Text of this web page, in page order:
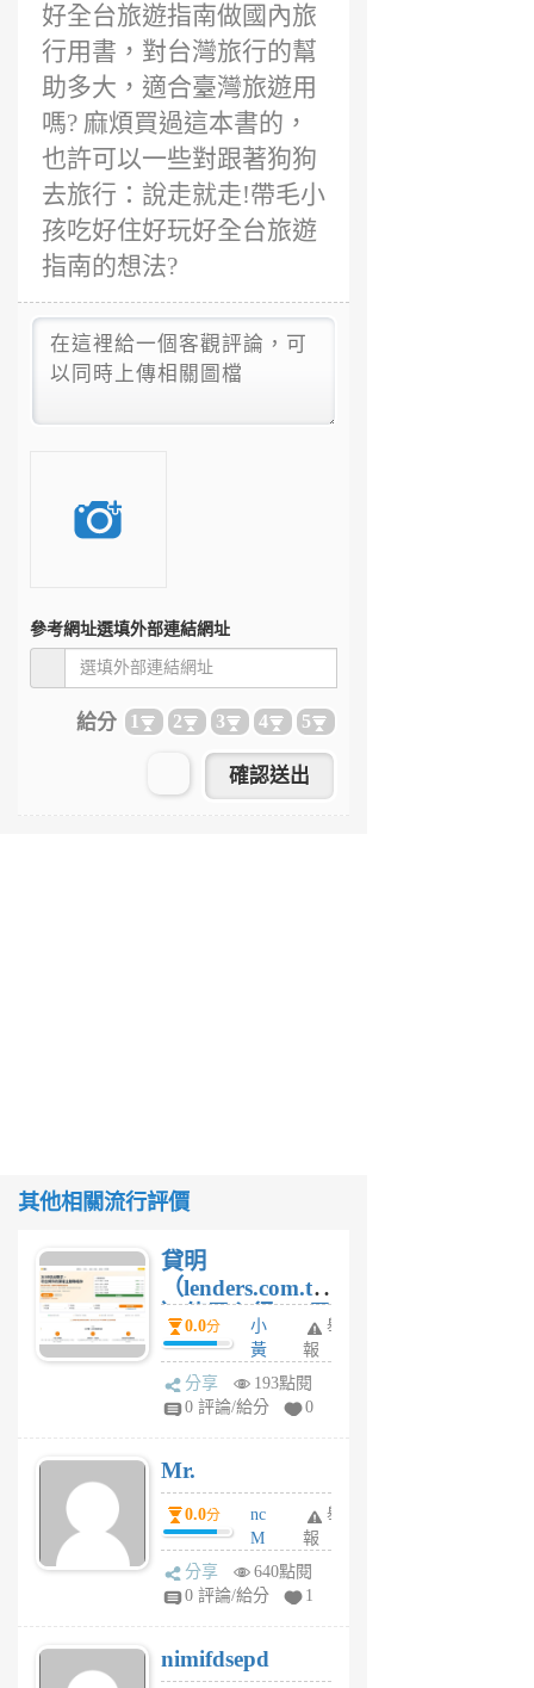
好全台旅遊指南做國內旅
行用書，對台灣旅行的幫
助多大，適合臺灣旅遊用
嗎? 麻煩買過這本書的，
也許可以一些對跟著狗狗
去旅行：說走就走!帶毛小
孩吃好住好玩好全台旅遊
指南的想法?
參考網址選填外部連結網址
給分 1 2 3 4 5
其他相關流行評價
貸明
（lenders.com.tw
）使用心得 — 民
間貸款比較平台
體驗
0.0分
小
黃
蜂
1
舉
報
分享
193點閱
0 評論/給分
0
Mr.
0.0分
nc
M
U
F
U
5
舉
報
分享
640點閱
0 評論/給分
1
nimifdsepd